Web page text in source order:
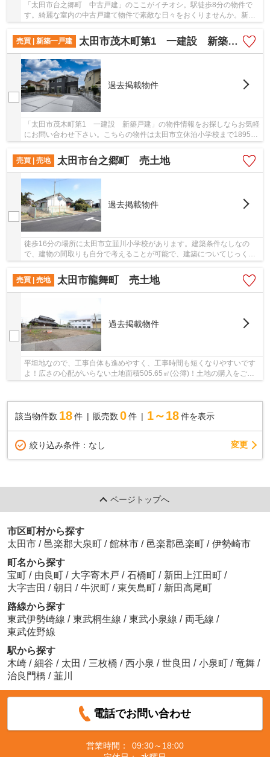
「太田市台之郷町 中古戸建」のここがイチオシ。駅徒歩8分の物件で
す。綺麗な室内の中古戸建て物件で素敵な日々をおくりませんか。新し
売買 | 新築一戸建
太田市茂木町第1 一建設 新築戸建
過去掲載物件
「太田市茂木町第1 一建設 新築戸建」の物件情報をお探しならお気軽
にお問い合わせ下さい。こちらの物件は太田市立休泊小学校まで1895m
売買 | 売地
太田市台之郷町 売土地
過去掲載物件
徒歩16分の場所に太田市立韮川小学校があります。建築条件なしなの
で、建物の間取りも自分で考えることが可能で、建築についてじっくり
考えられます。平坦地なので、傾斜地よりも工事...
売買 | 売地
太田市龍舞町 売土地
過去掲載物件
平坦地なので、工事自体も進めやすく、工事時間も短くなりやすいです
よ！広さの心配がいらない土地面積505.65㎡(公簿)！土地の購入をご検
討の方にオススメの売地です！太田市で土地を...
該当物件数 18件 販売数 0 件 1～18 件を表示
絞り込み条件： なし 変更
ページトップへ
市区町村から探す
太田市 / 邑楽郡大泉町 / 館林市 / 邑楽郡邑楽町 / 伊勢崎市
町名から探す
宝町 / 由良町 / 大字寄木戸 / 石橋町 / 新田上江田町 /
大字吉田 / 朝日 / 牛沢町 / 東矢島町 / 新田高尾町
路線から探す
東武伊勢崎線 / 東武桐生線 / 東武小泉線 / 両毛線 /
東武佐野線
駅から探す
木崎 / 細谷 / 太田 / 三枚橋 / 西小泉 / 世良田 / 小泉町 / 竜舞 /
治良門橋 / 韮川
電話でお問い合わせ
営業時間：
09:30～18:00